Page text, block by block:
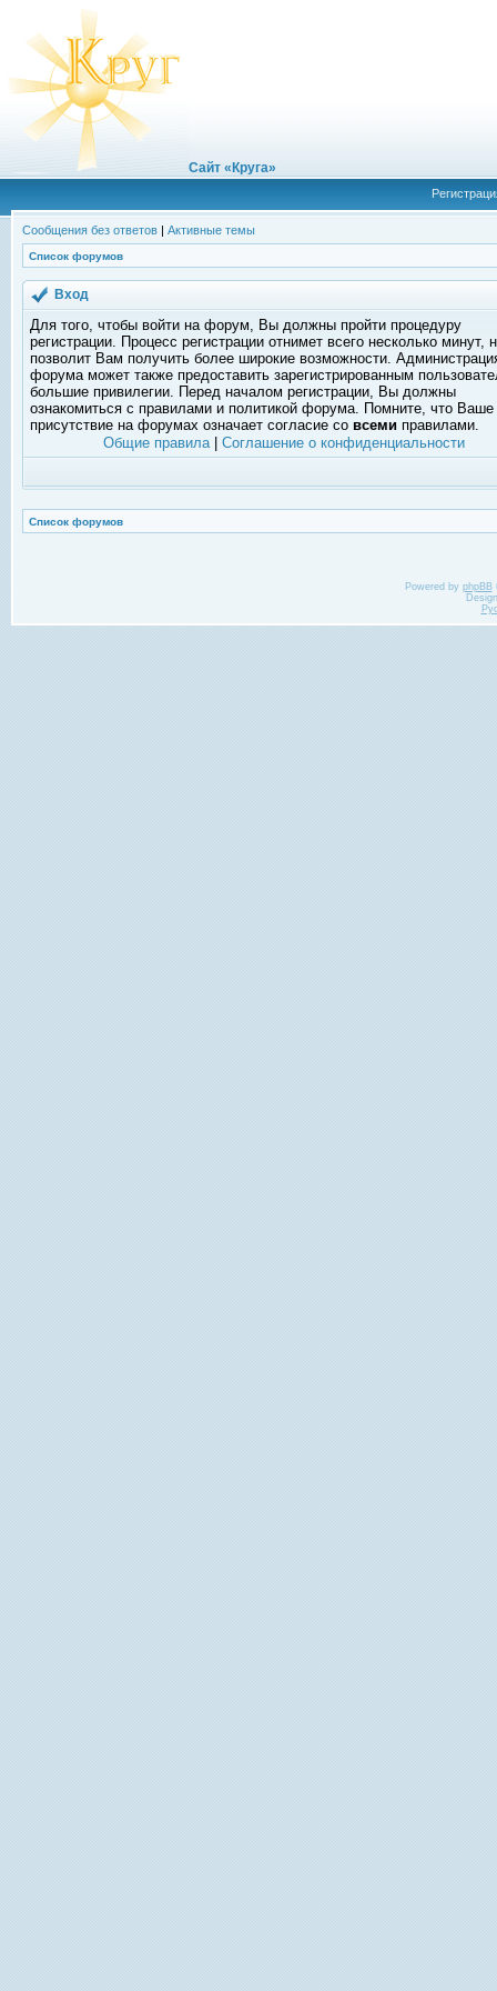
Сайт «Круга»
Сообщения без ответов | Активные темы
Список форумов
Вход
Для того, чтобы войти на форум, Вы должны пройти процедуру
регистрации. Процесс регистрации отнимет всего несколько минут,
позволит Вам получить более широкие возможности.
форума может также предоставить зарегистрированным
большие привилегии. Перед началом регистрации, Вы должны
ознакомиться с правилами и политикой форума. Помните, что Ваше
присутствие на форумах означает согласие со всеми правилами.
Общие правила| Соглашение о конфиденциальности
Список форумов
Powered by phpBB